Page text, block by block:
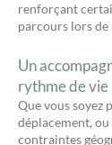
renforçant
parcours lors
Un
rythme de vie
Que vous soyez
déplacement,
contraintes